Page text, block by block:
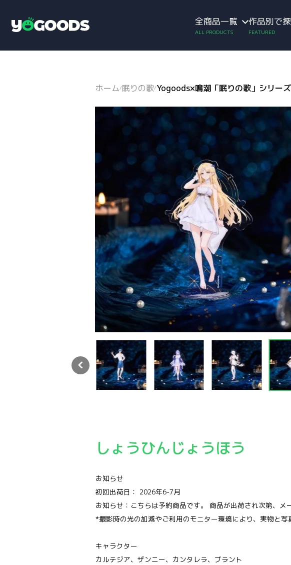
全商品一覧 作品別で
ホーム/眠りの歌/Yogoods×鳴潮「眠りの歌」シリー
しょうひんじょうほう
お知らせ
初回出荷日： 2026年6-7月
お知らせ：こちらは予約商品です。 商品が出荷され次第、メ
*撮影時の光の加減やご利用のモニター環境により、実物と
キャラクター
カルテジア、ザンニー、カンタレラ、ブラント